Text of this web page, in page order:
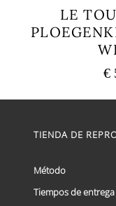
LE
€
TIENDA DE
Método
Tiempos de entrega